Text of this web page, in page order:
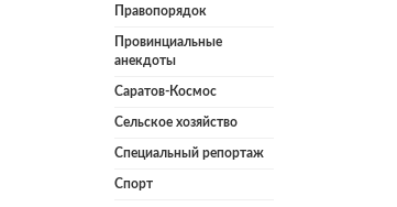
Правопорядок
Провинциальные
анекдоты
Саратов-Космос
Сельское хозяйство
Специальный репортаж
Спорт